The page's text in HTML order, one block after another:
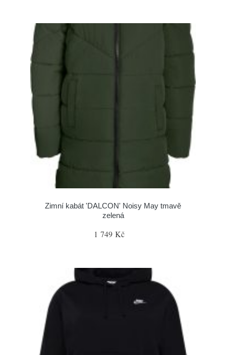
Zimní kabát 'DALCON' Noisy May tmavě
zelená
1 749 Kč